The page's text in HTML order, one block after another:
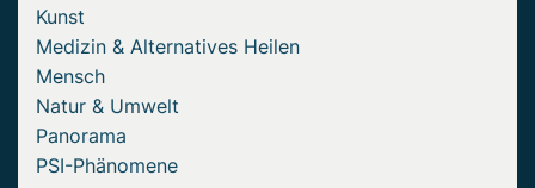
Kunst
Medizin & Alternatives Heilen
Mensch
Natur & Umwelt
Panorama
PSI-Phänomene